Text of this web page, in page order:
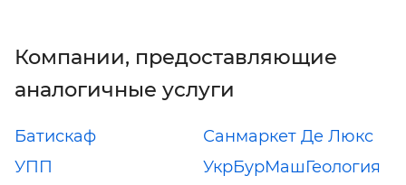
Компании, предоставляющие
аналогичные услуги
Батискаф
Санмаркет Де Люкс
УПП
УкрБурМашГеология